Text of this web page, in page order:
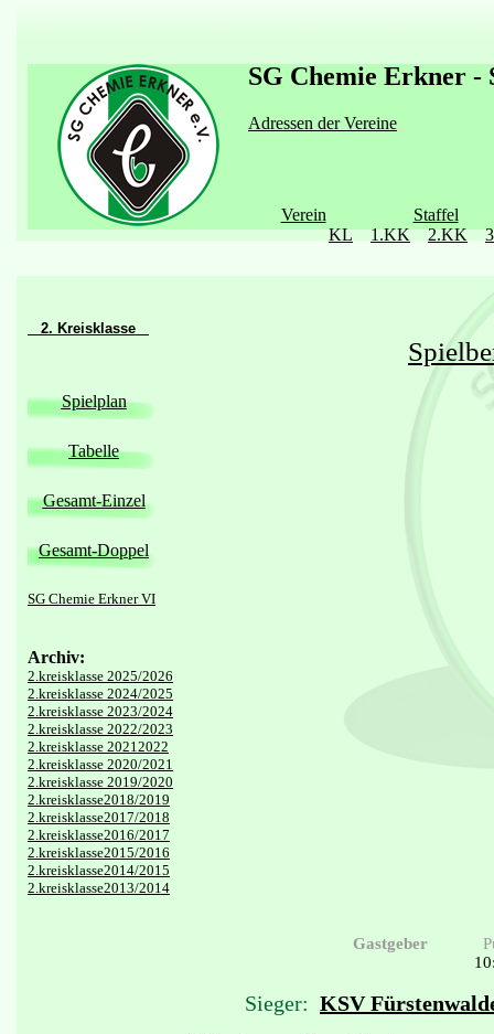
SG Chemie Erkner -
Adressen der Vereine
Verein
Staffel
KL
1.KK 2.KK
2. Kreisklasse
Spielplan
Tabelle
Gesamt-Einzel
Gesamt-Doppel
SG Chemie Erkner VI
Archiv:
2.kreisklasse 2025/2026
2.kreisklasse 2024/2025
2.kreisklasse 2023/2024
2.kreisklasse 2022/2023
2.kreisklasse 20212022
2.kreisklasse 2020/2021
2.kreisklasse 2019/2020
2.kreisklasse2018/2019
2.kreisklasse2017/2018
2.kreisklasse2016/2017
2.kreisklasse2015/2016
2.kreisklasse2014/2015
2.kreisklasse2013/2014
Gastgeber
Sieger: KSV